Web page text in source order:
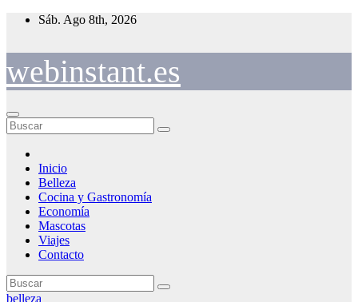
Saltar
Sáb. Ago 8th, 2026
webinstant.es
Inicio
Belleza
Cocina y Gastronomía
Economía
Mascotas
Viajes
Contacto
belleza